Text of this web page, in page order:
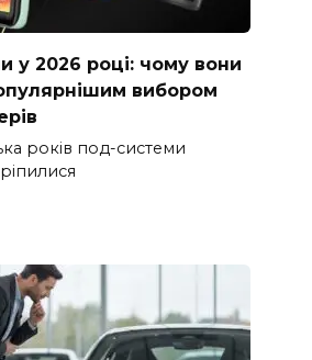
у 2026 році: чому вони
вибором
років под-системи